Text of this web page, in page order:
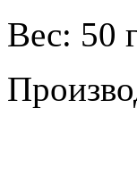
Вес: 50